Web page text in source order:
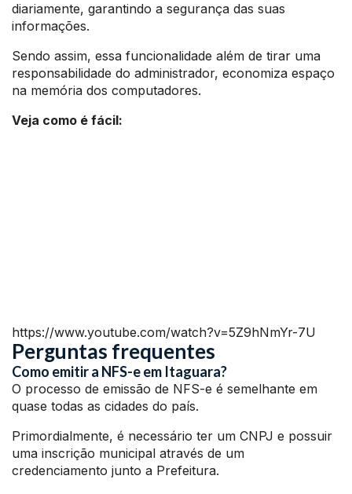
diariamente, garantindo a segurança das suas
informações.
Sendo assim, essa funcionalidade além de tirar uma
responsabilidade do administrador, economiza espaço
na memória dos computadores.
Veja como é fácil:
https://www.youtube.com/watch?v=5Z9hNmYr-7U
Perguntas frequentes
Como emitir a NFS-e em Itaguara?
O processo de emissão de NFS-e é semelhante em
quase todas as cidades do país.
Primordialmente, é necessário ter um CNPJ e possuir
uma inscrição municipal através de um
credenciamento junto a Prefeitura.